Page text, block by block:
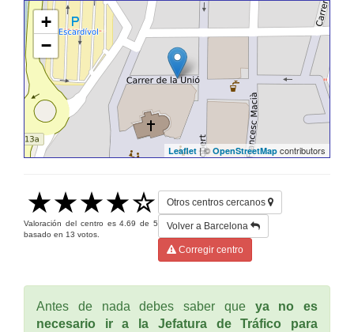
+
−
Leaflet | © OpenStreetMap contributors
Valoración del centro es4.69 de5
basado en 13 votos.
Otros centros cercanos
Volver a Barcelona
Corregir centro
Antes de nada debes saber que ya no es
necesario ir a la Jefatura de Tráfico para